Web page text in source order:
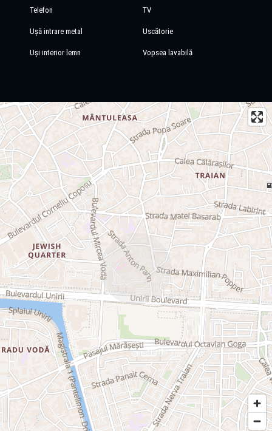
Telefon TV
Ușă intrare metal Uscătorie
Uși interior lemn Vopsea lavabilă